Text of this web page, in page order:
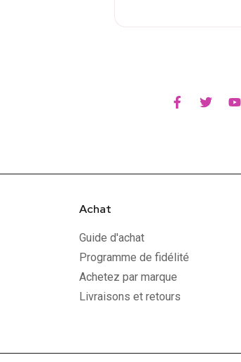
Achat
Guide d'achat
Programme de fidélité
Achetez par marque
Livraisons et retours